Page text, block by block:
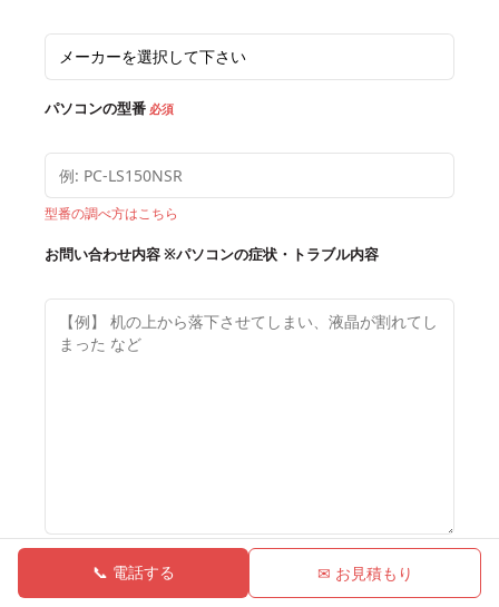
い、モニターが割れてしまいました。
【お問い合わせ内容】HP probook4525s
がある
【お問い合わせ内容】probook 4530S
ノートパソコンの画面が上下に、ちらつきます。
出荷時の状態にwindows7をセットアップしましたが、治り
ませんでした。
修理できますか？
閉じている時に重いものがのった液晶が内部に線が入り、割
れているようで、部分的にしか表示しない。
パソコンの型番 必須
型番の調べ方はこちら
お問い合わせ内容※パソコンの症状・トラブル内容
📞 電話する ✉ お見積もり